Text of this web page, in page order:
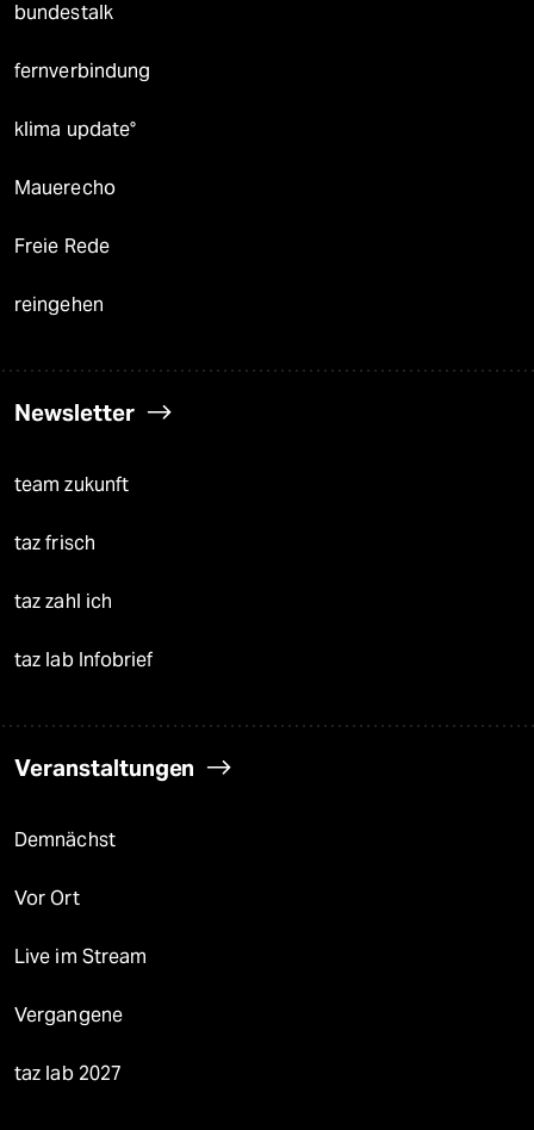
bundestalk
fernverbindung
klima update°
Mauerecho
Freie Rede
reingehen
Newsletter
team zukunft
taz frisch
taz zahl ich
taz lab Infobrief
Veranstaltungen
Demnächst
Vor Ort
Live im Stream
Vergangene
taz lab 2027